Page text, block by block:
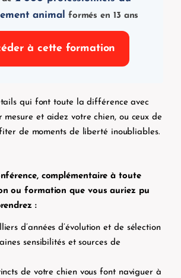
animal
formés en 13 ans
à cette formation
qui font toute la différence avec
mesure et aidez votre chien, ou ceux de
de moments de liberté inoubliables.
complémentaire à toute
ou formation que vous auriez pu
:
d’années d’évolution et de sélection
sensibilités et sources de
de votre chien vous font naviguer à